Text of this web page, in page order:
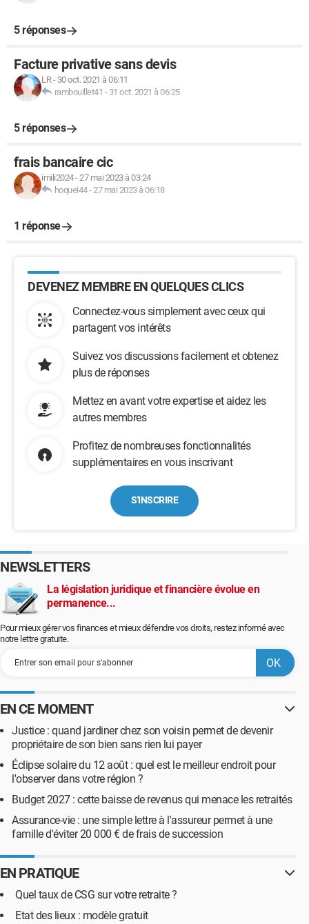
5 réponses
Facture privative sans devis
LR- 30 oct. 2021 à 06:11
rambouillet41 - 31 oct. 2021 à 06:25
5 réponses
frais bancaire cic
imili2024-27 mai 2023 à 03:24
hoquei44-27 mai 2023 à 06:18
1 réponse
DEVENEZ MEMBRE EN QUELQUES CLICS
Connectez-vous simplement avec ceux qui
partagent vos intérêts
Suivez vos discussions facilement et obtenez
plus de réponses
Mettez en avant votre expertise et aidez les
autres membres
Profitez de nombreuses fonctionnalités
supplémentaires en vous inscrivant
S'INSCRIRE
NEWSLETTERS
La législation juridique et financière évolue en
permanence...
Pour mieux gérer vos finances et mieux défendre vos droits, restez informé avec
notre lettre gratuite.
EN CE MOMENT
Justice : quand jardiner chez son voisin permet de devenir
propriétaire de son bien sans rien lui payer
Éclipse solaire du 12 août : quel est le meilleur endroit pour
l'observer dans votre région ?
Budget 2027 : cette baisse de revenus qui menace les retraités
Assurance-vie : une simple lettre à l'assureur permet à une
famille d'éviter 20 000 € de frais de succession
EN PRATIQUE
Quel taux de CSG sur votre retraite ?
Etat des lieux : modèle gratuit